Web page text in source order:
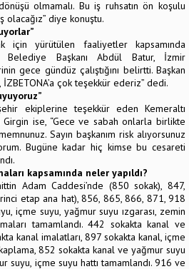
olmamalı. Bu iş ruhsatın ön koşulu
diye konuştu.
için yürütülen faaliyetler kapsamında
Belediye Başkanı Abdül Batur, İzmir
gece gündüz çalıştığını belirtti. Başkan
İZBETONA’a çok teşekkür ederiz” dedi.
ekiplerine teşekkür eden Kemeraltı
Girgin ise, “Gece ve sabah onlarla birlikte
Sayın başkanım risk alıyorsunuz
Bugüne kadar hiç kimse bu cesareti
kapsamında neler yapıldı?
Adam Caddesi’nde (850 sokak), 847,
etap ana hat), 856, 865, 866, 871, 918
içme suyu, yağmur suyu ızgarası, zemin
tamamlandı. 442 sokakta kanal ve
kanal imalatları, 897 sokakta kanal, içme
852 sokakta kanal ve yağmur suyu
suyu, içme suyu hattı tamamlandı. 916 ve